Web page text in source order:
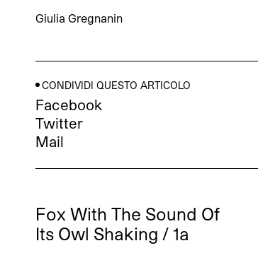
Giulia Gregnanin
CONDIVIDI QUESTO ARTICOLO
Facebook
Twitter
Mail
Fox With The Sound Of
Its Owl Shaking / 1a